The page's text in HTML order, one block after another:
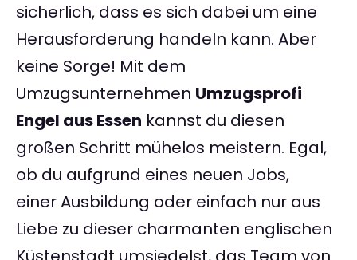
sicherlich, dass es sich dabei um eine
Herausforderung handeln kann. Aber
keine Sorge! Mit dem
Umzugsunternehmen Umzugsprofi
Engel aus Essen kannst du diesen
großen Schritt mühelos meistern. Egal,
ob du aufgrund eines neuen Jobs,
einer Ausbildung oder einfach nur aus
Liebe zu dieser charmanten englischen